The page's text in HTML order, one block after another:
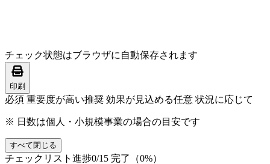
チェック状態はブラウザに自動保存されます
印刷
必須 重要度が高い推奨 効果が見込める任意 状況に応じて
※ 日数は個人・小規模事業の場合の目安です
すべて閉じる
チェックリスト進捗0/15 完了（0%）